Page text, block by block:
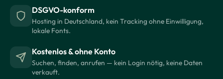
DSGVO-konform
Hosting in Deutschland, kein Tracking ohne Einwilligung,
lokale Fonts.
Kostenlos & ohne Konto
Suchen, finden, anrufen — kein Login nötig, keine Daten
verkauft.